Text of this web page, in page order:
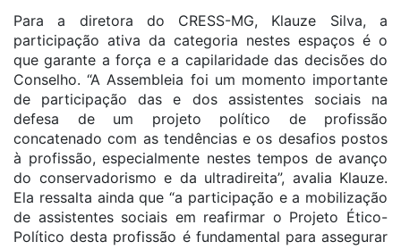
Para a diretora do CRESS-MG, Klauze Silva, a
participação ativa da categoria nestes espaços é o
que garante a força e a capilaridade das decisões do
Conselho. “A Assembleia foi um momento importante
de participação das e dos assistentes sociais na
defesa de um projeto político de profissão
concatenado com as tendências e os desafios postos
à profissão, especialmente nestes tempos de avanço
do conservadorismo e da ultradireita”, avalia Klauze.
Ela ressalta ainda que “a participação e a mobilização
de assistentes sociais em reafirmar o Projeto Ético-
Político desta profissão é fundamental para assegurar